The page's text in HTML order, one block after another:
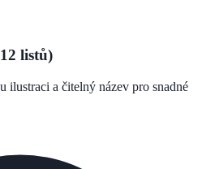
listů)
ilustraci a čitelný název pro snadné